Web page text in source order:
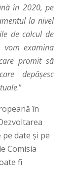
în 2020, pe
la nivel
de calcul de
vom examina
promit să
depășesc
.”
în
date și pe
Comisia
fi